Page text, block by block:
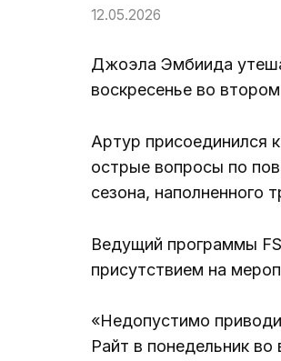
12.05.2026
Джоэла Эмбиида
воскресенье во
Артур присоединился
острые вопросы по
сезона, наполненного
Ведущий программы
присутствием на
«Недопустимо
Райт в понедельник